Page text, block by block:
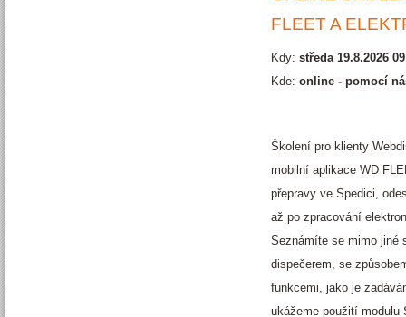
FLEET A
Kdy: středa 19.8.2026
Kde: online - pomocí
Školení pro klienty
mobilní aplikace WD
přepravy ve Spedici,
až po zpracování
Seznámíte se mimo jiné
dispečerem, se
funkcemi, jako je
ukážeme použití modulu